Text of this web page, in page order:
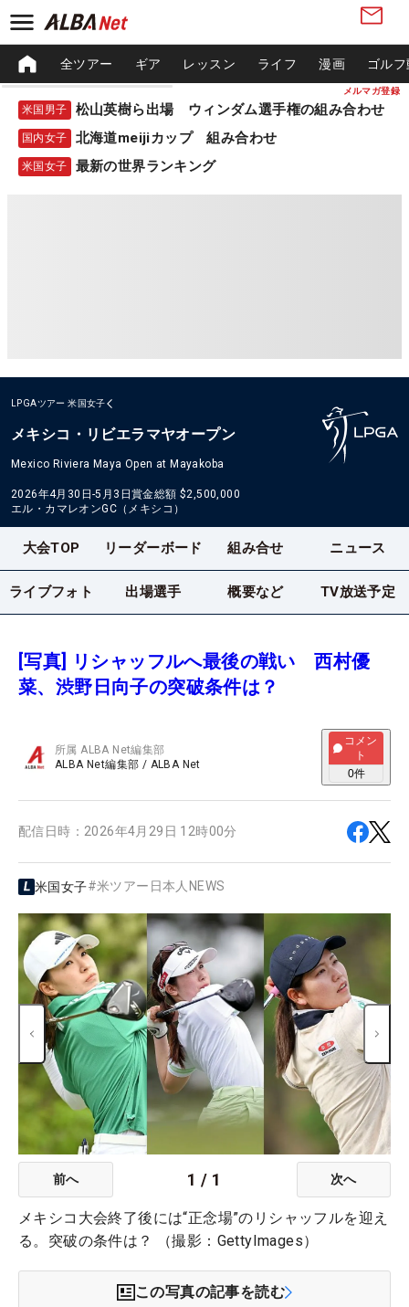
メルマガ登録
全ツアー ギア レッスン ライフ 漫画 ゴル
米国男子 松山英樹ら出場 ウィンダム選手権の組み合わせ
国内女子 北海道meijiカップ 組み合わせ
米国女子 最新の世界ランキング
LPGAツアー 米国女子
メキシコ・リビエラマヤオープン
Mexico Riviera Maya Open at Mayakoba
2026年4月30日-5月3日賞金総額 $2,500,000
エル・カマレオンGC（メキシコ）
大会TOP リーダーボード 組み合せ ニュース
ライブフォト 出場選手 概要など TV放送予定
[写真] リシャッフルへ最後の戦い 西村優
菜、渋野日向子の突破条件は？
所属ALBA Net編集部
ALBA Net編集部 / ALBA Net
コメン
ト
0件
配信日時： 2026年4月29日 12時00分
米国女子#米ツアー日本人NEWS
前へ 1 / 1 次へ
メキシコ大会終了後には“正念場”のリシャッフルを迎え
る。突破の条件は？ （撮影：GettyImages）
この写真の記事を読む